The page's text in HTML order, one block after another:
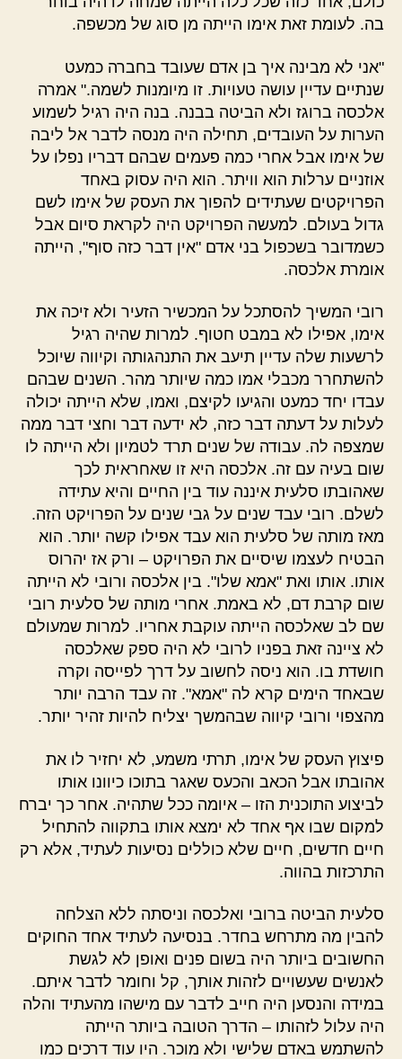
בה. לעומת זאת אימו הייתה מן סוג של מכשפה.
"אני לא מבינה איך בן אדם שעובד בחברה כמעט
שנתיים עדיין עושה טעויות. זו מיומנות לשמה." אמרה
אלכסה ברוגז ולא הביטה בבנה. בנה היה רגיל לשמוע
הערות על העובדים, תחילה היה מנסה לדבר אל ליבה
של אימו אבל אחרי כמה פעמים שבהם דבריו נפלו על
אוזניים ערלות הוא וויתר. הוא היה עסוק באחד
הפרויקטים שעתידים להפוך את העסק של אימו לשם
גדול בעולם. למעשה הפרויקט היה לקראת סיום אבל
כשמדובר בשכפול בני אדם "אין דבר כזה סוף", הייתה
אומרת אלכסה.
רובי המשיך להסתכל על המכשיר הזעיר ולא זיכה את
אימו, אפילו לא במבט חטוף. למרות שהיה רגיל
לרשעות שלה עדיין תיעב את התנהגותה וקיווה שיוכל
להשתחרר מכבלי אמו כמה שיותר מהר. השנים שבהם
עבדו יחד כמעט והגיעו לקיצם, ואמו, שלא הייתה יכולה
לעלות על דעתה דבר כזה, לא ידעה דבר וחצי דבר ממה
שמצפה לה. עבודה של שנים תרד לטמיון ולא הייתה לו
שום בעיה עם זה. אלכסה היא זו שאחראית לכך
שאהובתו סלעית איננה עוד בין החיים והיא עתידה
לשלם. רובי עבד שנים על גבי שנים על הפרויקט הזה.
מאז מותה של סלעית הוא עבד אפילו קשה יותר. הוא
הבטיח לעצמו שיסיים את הפרויקט – ורק אז יהרוס
אותו. אותו ואת "אמא שלו". בין אלכסה ורובי לא הייתה
שום קרבת דם, לא באמת. אחרי מותה של סלעית רובי
שם לב שאלכסה הייתה עוקבת אחריו. למרות שמעולם
לא ציינה זאת בפניו לרובי לא היה ספק שאלכסה
חושדת בו. הוא ניסה לחשוב על דרך לפייסה וקרה
שבאחד הימים קרא לה "אמא". זה עבד הרבה יותר
מהצפוי ורובי קיווה שבהמשך יצליח להיות זהיר יותר.
פיצוץ העסק של אימו, תרתי משמע, לא יחזיר לו את
אהובתו אבל הכאב והכעס שאגר בתוכו כיוונו אותו
לביצוע התוכנית הזו – איומה ככל שתהיה. אחר כך יברח
למקום שבו אף אחד לא ימצא אותו בתקווה להתחיל
חיים חדשים, חיים שלא כוללים נסיעות לעתיד, אלא רק
התרכזות בהווה.
סלעית הביטה ברובי ואלכסה וניסתה ללא הצלחה
להבין מה מתרחש בחדר. בנסיעה לעתיד אחד החוקים
החשובים ביותר היה בשום פנים ואופן לא לגשת
לאנשים שעשויים לזהות אותך, קל וחומר לדבר איתם.
במידה והנסען היה חייב לדבר עם מישהו מהעתיד והלה
היה עלול לזהותו – הדרך הטובה ביותר הייתה
להשתמש באדם שלישי ולא מוכר. היו עוד דרכים כמו